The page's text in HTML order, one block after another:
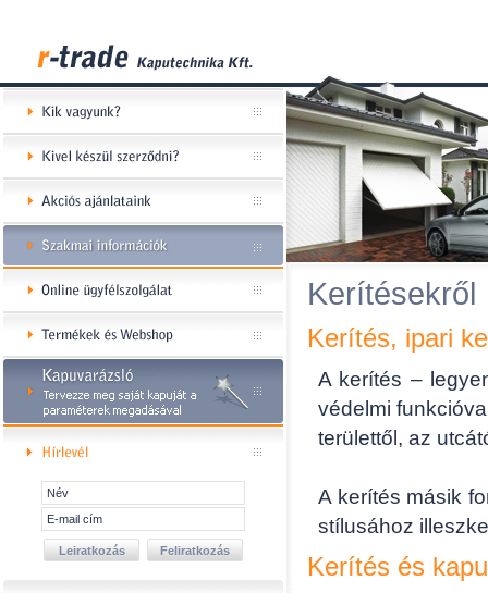
Kerítésekről
Kerítés, ipari
A kerítés –
védelmi
területtől, az
A kerítés másik
stílusához
Kerítés és kapu